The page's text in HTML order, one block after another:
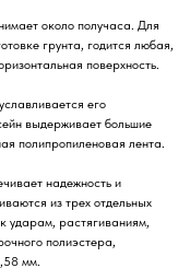
около получаса. Для
грунта, годится любая,
поверхность.
его
выдерживает большие
полипропиленовая лента.
надежность и
из трех отдельных
ударам, растягиваниям,
полиэстера,
мм.